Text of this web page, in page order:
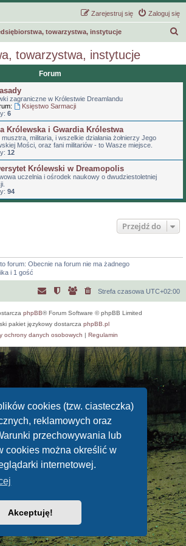
cookies (tzw. ciasteczka)
reklamowych oraz
przechowywania lub
cookies można określić w
internetowej.
Akceptuję!
Zaloguj się
Zarejestruj się
towarzystwa, instytucje
towarzystwa, instytucje
Forum
zagraniczne w Królestwie Dreamlandu
Księstwo Sarmacji
6
Królewska i Gwardia Królestwa
musztra, militaria, i wszelkie działania żołnierzy Jego
Mości, oraz fani militariów - to Wasze miejsce.
12
Królewski w Dreamopolis
uczelnia i ośrodek naukowy o dwudziestoletniej
94
Przejdź do
forum: Obecnie na forum nie ma żadnego
i 1 gość
Strefa czasowa UTC+02:00
phpBB® Forum Software © phpBB Limited
pakiet językowy dostarcza phpBB.pl
ochrony danych osobowych | Regulamin